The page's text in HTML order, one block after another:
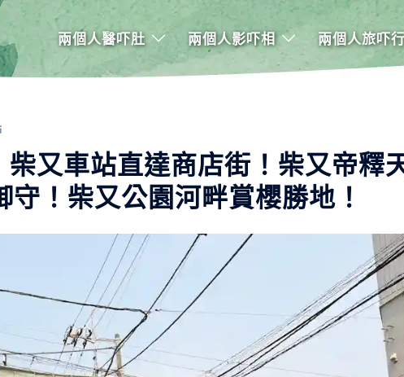
兩個人醫吓肚 兩個人影吓相 兩個人旅吓行
柴又車站直達商店街！柴又帝釋
！柴又公園河畔賞櫻勝地！